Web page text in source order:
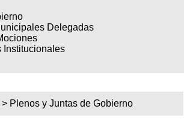
Delegadas
Institucionales
> Plenos y Juntas de Gobierno